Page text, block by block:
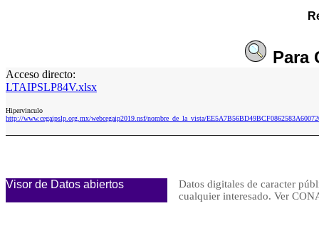
Para
Acceso directo:
LTAIPSLP84V.xlsx
Hipervinculo
http://www.cegaipslp.org.mx/webcegaip2019.nsf/nombre_de_la_vista/
Visor de Datos abiertos
Datos digitales de caracter
cualquier interesado. Ver